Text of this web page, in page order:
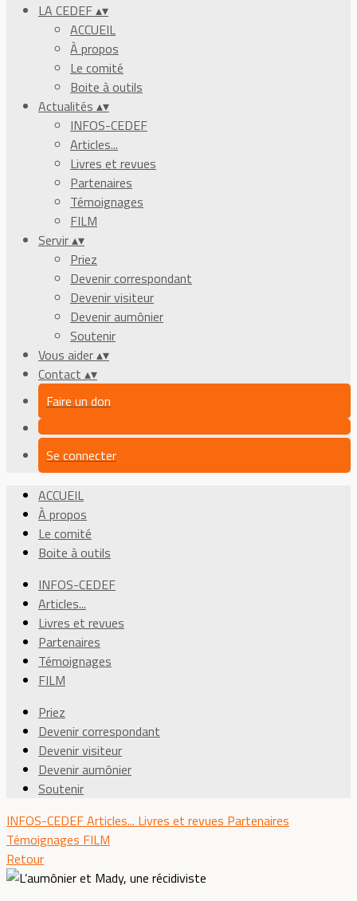
LA CEDEF▴▾
ACCUEIL
À propos
Le comité
Boite à outils
Actualités ▴▾
INFOS-CEDEF
Articles...
Livres et revues
Partenaires
Témoignages
FILM
Servir▴▾
Priez
Devenir correspondant
Devenir visiteur
Devenir aumônier
Soutenir
Vous aider▴▾
Contact ▴▾
Faire un don
Se connecter
ACCUEIL
À propos
Le comité
Boite à outils
INFOS-CEDEF
Articles...
Livres et revues
Partenaires
Témoignages
FILM
Priez
Devenir correspondant
Devenir visiteur
Devenir aumônier
Soutenir
INFOS-CEDEFArticles... Livres et revues Partenaires
Témoignages FILM
Retour